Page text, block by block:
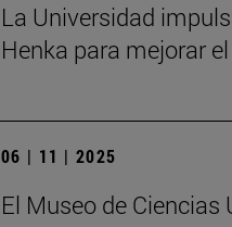
La Universidad
Henka para mejorar
06 | 11 | 2025
El Museo de